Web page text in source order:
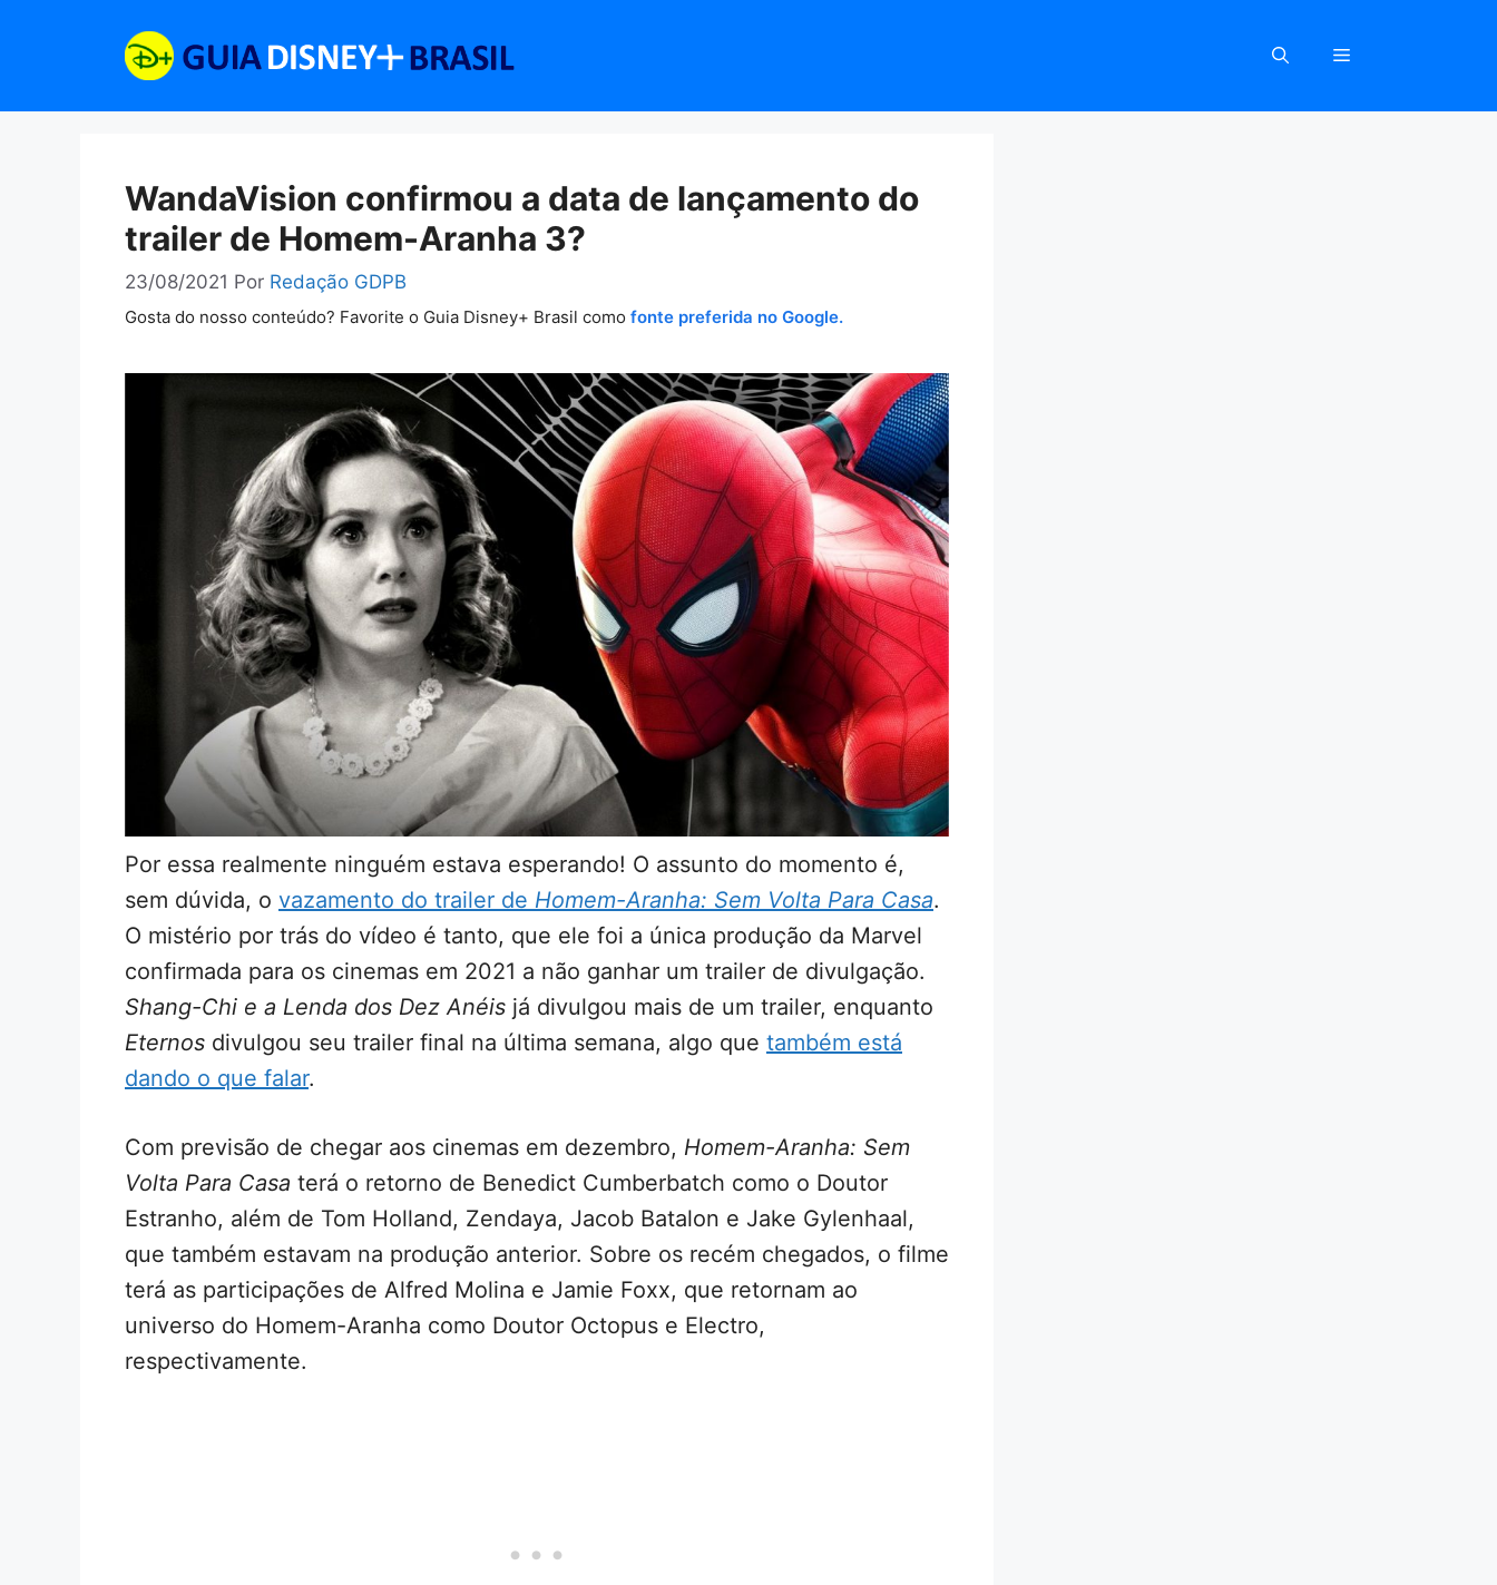
WandaVision confirmou a data de lançamento do
trailer de Homem-Aranha 3?
23/08/2021 Por Redação GDPB
Gosta do nosso conteúdo? Favorite o Guia Disney+ Brasil como fonte preferida no Google.
Por essa realmente ninguém estava esperando! O assunto do momento é,
sem dúvida, o vazamento do trailer de Homem-Aranha: Sem Volta Para Casa.
O mistério por trás do vídeo é tanto, que ele foi a única produção da Marvel
confirmada para os cinemas em 2021 a não ganhar um trailer de divulgação.
Shang-Chi e a Lenda dos Dez Anéis já divulgou mais de um trailer, enquanto
Eternos divulgou seu trailer final na última semana, algo que também está
dando o que falar.
Com previsão de chegar aos cinemas em dezembro, Homem-Aranha: Sem
Volta Para Casa terá o retorno de Benedict Cumberbatch como o Doutor
Estranho, além de Tom Holland, Zendaya, Jacob Batalon e Jake Gylenhaal,
que também estavam na produção anterior. Sobre os recém chegados, o filme
terá as participações de Alfred Molina e Jamie Foxx, que retornam ao
universo do Homem-Aranha como Doutor Octopus e Electro,
respectivamente.